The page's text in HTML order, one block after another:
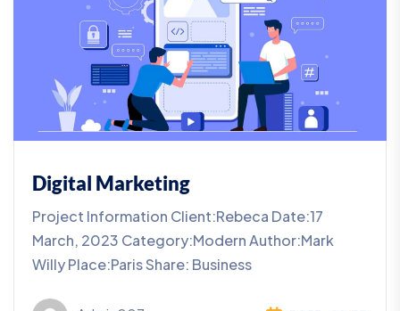
Digital Marketing
Project Information Client:Rebeca Date:17
March, 2023 Category:Modern Author:Mark
Willy Place:Paris Share: Business